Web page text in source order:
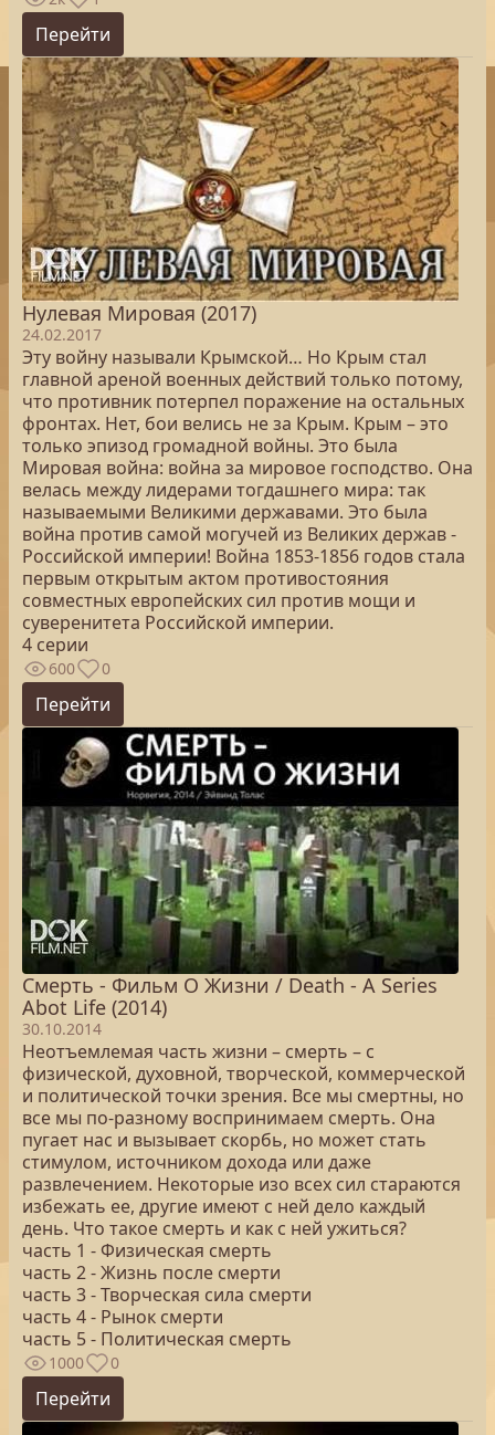
Перейти
Нулевая Мировая (2017)
24.02.2017
Эту войну называли Крымской… Но Крым стал
главной ареной военных действий только потому,
что противник потерпел поражение на остальных
фронтах. Нет, бои велись не за Крым. Крым – это
только эпизод громадной войны. Это была
Мировая война: война за мировое господство. Она
велась между лидерами тогдашнего мира: так
называемыми Великими державами. Это была
война против самой могучей из Великих держав -
Российской империи! Война 1853-1856 годов стала
первым открытым актом противостояния
совместных европейских сил против мощи и
суверенитета Российской империи.
4 серии
600 0
Перейти
Смерть - Фильм О Жизни / Death - A Series
Abot Life (2014)
30.10.2014
Неотъемлемая часть жизни – смерть – с
физической, духовной, творческой, коммерческой
и политической точки зрения. Все мы смертны, но
все мы по-разному воспринимаем смерть. Она
пугает нас и вызывает скорбь, но может стать
стимулом, источником дохода или даже
развлечением. Некоторые изо всех сил стараются
избежать ее, другие имеют с ней дело каждый
день. Что такое смерть и как с ней ужиться?
часть 1 - Физическая смерть
часть 2 - Жизнь после смерти
часть 3 - Творческая сила смерти
часть 4 - Рынок смерти
часть 5 - Политическая смерть
1000 0
Перейти